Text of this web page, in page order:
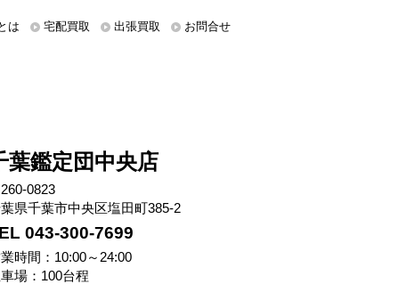
は 宅配買取 出張買取 お問合せ
葉鑑定団中央店
0823
県千葉市中央区塩田町385-2
043-300-7699
時間：10:00～24:00
場：100台程